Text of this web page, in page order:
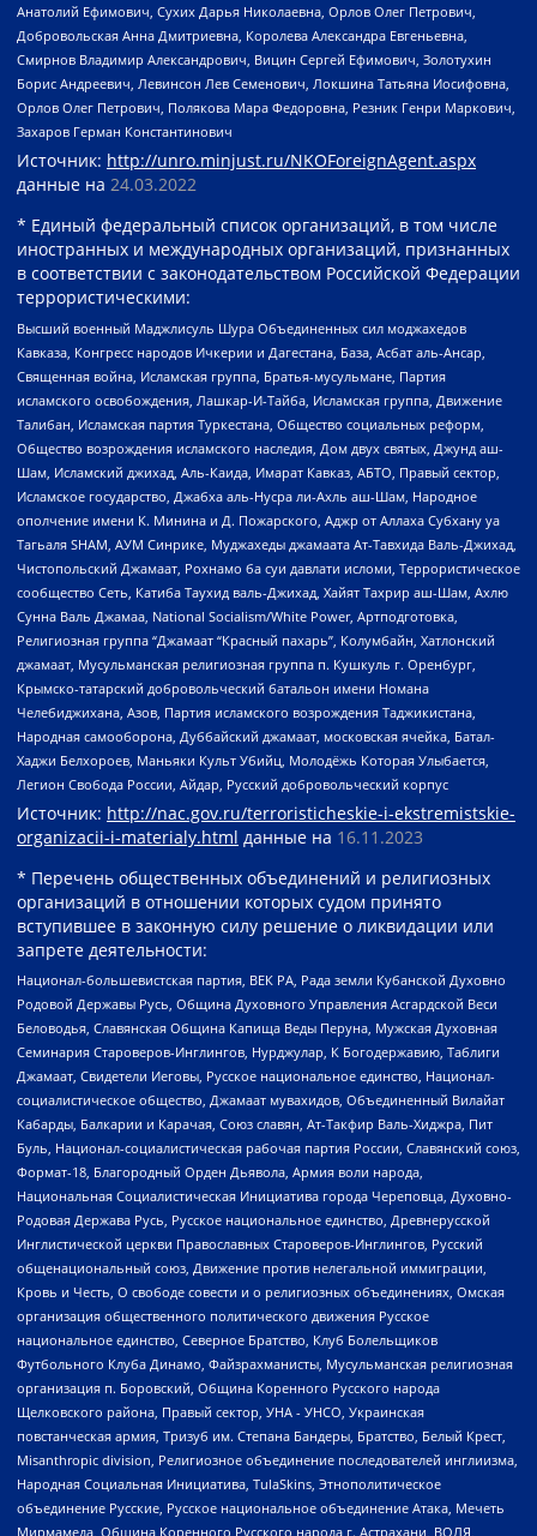
Анатолий Ефимович, Сухих Дарья Николаевна, Орлов Олег Петрович,
Добровольская Анна Дмитриевна, Королева Александра Евгеньевна,
Смирнов Владимир Александрович, Вицин Сергей Ефимович, Золотухин
Борис Андреевич, Левинсон Лев Семенович, Локшина Татьяна Иосифовна,
Орлов Олег Петрович, Полякова Мара Федоровна, Резник Генри Маркович,
Захаров Герман Константинович
Источник: http://unro.minjust.ru/NKOForeignAgent.aspx
данные на 24.03.2022
* Единый федеральный список организаций, в том числе
иностранных и международных организаций, признанных
в соответствии с законодательством Российской Федерации
террористическими:
Высший военный Маджлисуль Шура Объединенных сил моджахедов
Кавказа, Конгресс народов Ичкерии и Дагестана, База, Асбат аль-Ансар,
Священная война, Исламская группа, Братья-мусульмане, Партия
исламского освобождения, Лашкар-И-Тайба, Исламская группа, Движение
Талибан, Исламская партия Туркестана, Общество социальных реформ,
Общество возрождения исламского наследия, Дом двух святых, Джунд аш-
Шам, Исламский джихад, Аль-Каида, Имарат Кавказ, АБТО, Правый сектор,
Исламское государство, Джабха аль-Нусра ли-Ахль аш-Шам, Народное
ополчение имени К. Минина и Д. Пожарского, Аджр от Аллаха Субхану уа
Тагьаля SHAM, АУМ Синрике, Муджахеды джамаата Ат-Тавхида Валь-Джихад,
Чистопольский Джамаат, Рохнамо ба суи давлати исломи, Террористическое
сообщество Сеть, Катиба Таухид валь-Джихад, Хайят Тахрир аш-Шам, Ахлю
Сунна Валь Джамаа, National Socialism/White Power, Артподготовка,
Религиозная группа “Джамаат “Красный пахарь”, Колумбайн, Хатлонский
джамаат, Мусульманская религиозная группа п. Кушкуль г. Оренбург,
Крымско-татарский добровольческий батальон имени Номана
Челебиджихана, Азов, Партия исламского возрождения Таджикистана,
Народная самооборона, Дуббайский джамаат, московская ячейка, Батал-
Хаджи Белхороев, Маньяки Культ Убийц, Молодёжь Которая Улыбается,
Легион Свобода России, Айдар, Русский добровольческий корпус
Источник: http://nac.gov.ru/terroristicheskie-i-ekstremistskie-
organizacii-i-materialy.html данные на 16.11.2023
* Перечень общественных объединений и религиозных
организаций в отношении которых судом принято
вступившее в законную силу решение о ликвидации или
запрете деятельности:
Национал-большевистская партия, ВЕК РА, Рада земли Кубанской Духовно
Родовой Державы Русь, Община Духовного Управления Асгардской Веси
Беловодья, Славянская Община Капища Веды Перуна, Мужская Духовная
Семинария Староверов-Инглингов, Нурджулар, К Богодержавию, Таблиги
Джамаат, Свидетели Иеговы, Русское национальное единство, Национал-
социалистическое общество, Джамаат мувахидов, Объединенный Вилайат
Кабарды, Балкарии и Карачая, Союз славян, Ат-Такфир Валь-Хиджра, Пит
Буль, Национал-социалистическая рабочая партия России, Славянский союз,
Формат-18, Благородный Орден Дьявола, Армия воли народа,
Национальная Социалистическая Инициатива города Череповца, Духовно-
Родовая Держава Русь, Русское национальное единство, Древнерусской
Инглистической церкви Православных Староверов-Инглингов, Русский
общенациональный союз, Движение против нелегальной иммиграции,
Кровь и Честь, О свободе совести и о религиозных объединениях, Омская
организация общественного политического движения Русское
национальное единство, Северное Братство, Клуб Болельщиков
Футбольного Клуба Динамо, Файзрахманисты, Мусульманская религиозная
организация п. Боровский, Община Коренного Русского народа
Щелковского района, Правый сектор, УНА - УНСО, Украинская
повстанческая армия, Тризуб им. Степана Бандеры, Братство, Белый Крест,
Misanthropic division, Религиозное объединение последователей инглиизма,
Народная Социальная Инициатива, TulaSkins, Этнополитическое
объединение Русские, Русское национальное объединение Атака, Мечеть
Мирмамеда, Община Коренного Русского народа г. Астрахани, ВОЛЯ,